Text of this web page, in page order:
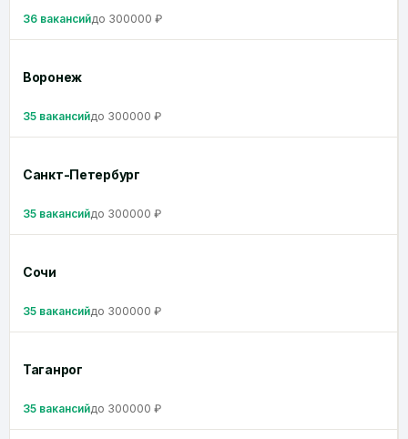
36 вакансийдо 300000 ₽
Воронеж
35 вакансийдо 300000 ₽
Санкт-Петербург
35 вакансийдо 300000 ₽
Сочи
35 вакансийдо 300000 ₽
Таганрог
35 вакансийдо 300000 ₽